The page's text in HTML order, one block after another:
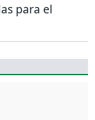
para el